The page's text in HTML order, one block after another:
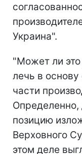
Украина".
"Может ли
лечь в
части
Определенно,
позицию
Верховного
этом деле